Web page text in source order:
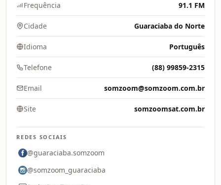
Frequência 91.1 FM
Cidade Guaraciaba do Norte
Idioma Português
Telefone (88) 99859-2315
Email somzoom@somzoom.com.br
Site somzoomsat.com.br
REDES SOCIAIS
@guaraciaba.somzoom
@somzoom_guaraciaba